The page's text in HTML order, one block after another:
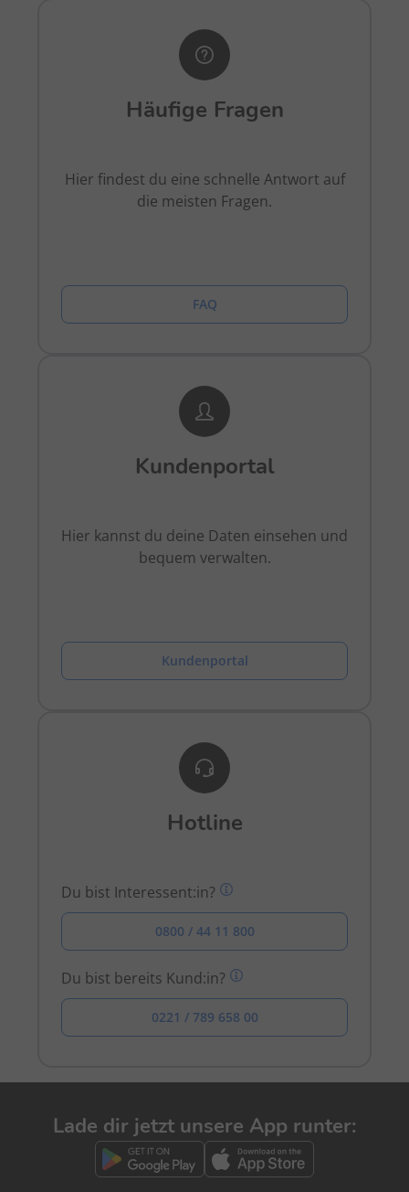
Häufige Fragen
Hier findest du eine schnelle Antwort auf
die meisten Fragen.
FAQ
Kundenportal
Hier kannst du deine Daten einsehen und
bequem verwalten.
Kundenportal
Hotline
Du bist Interessent:in?
0800 / 44 11 800
Du bist bereits Kund:in?
0221 / 789 658 00
Lade dir jetzt unsere App runter: